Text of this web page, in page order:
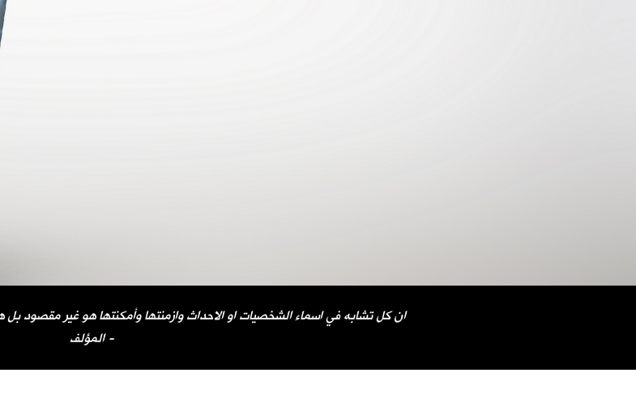
ان كل تشابه في اسماء الشخصيات او الاحداث وازمنتها وأمكنتها هو غير مقصود
المؤلف -